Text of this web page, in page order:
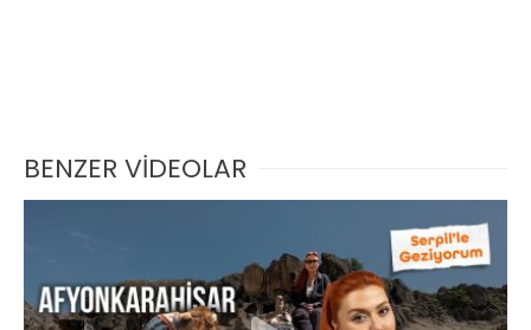
BENZER VİDEOLAR